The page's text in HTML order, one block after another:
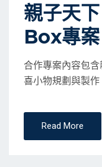
O
N
親子天
Box專案
合作專案內容包
喜小物規劃與製作
Read More